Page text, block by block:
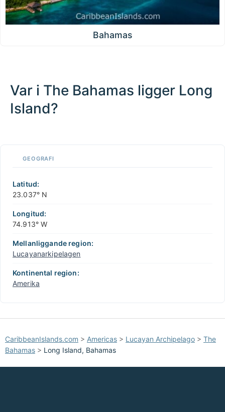
Bahamas
Var i The Bahamas ligger Long
Island?
−
GEOGRAFI
Latitud:
23.037° N
Longitud:
74.913° W
Mellanliggande region:
Lucayanarkipelagen
Kontinental region:
Amerika
CaribbeanIslands.com > Americas > Lucayan Archipelago > The
Bahamas > Long Island, Bahamas